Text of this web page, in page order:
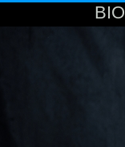
BIO